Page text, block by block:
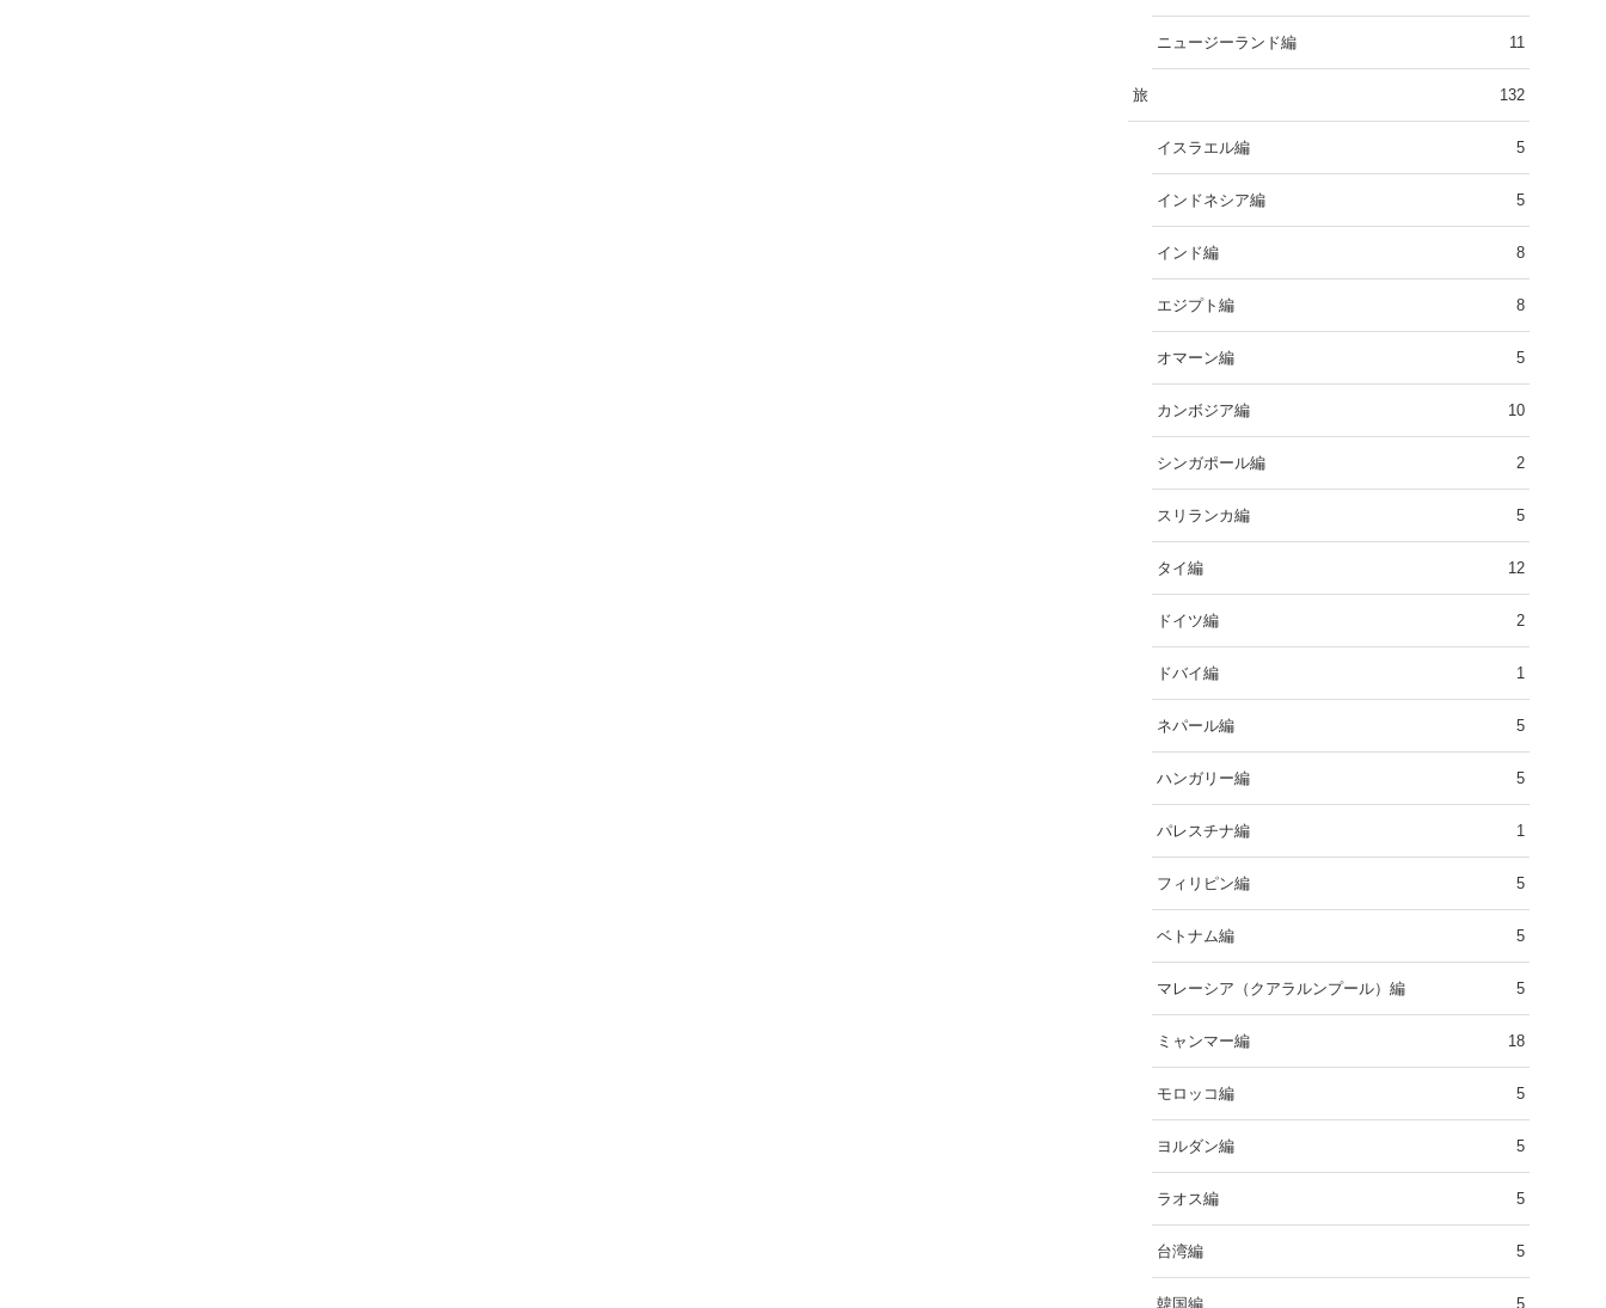
ニュージーランド編 11
旅 132
イスラエル編 5
インドネシア編 5
インド編 8
エジプト編 8
オマーン編 5
カンボジア編 10
シンガポール編 2
スリランカ編 5
タイ編 12
ドイツ編 2
ドバイ編 1
ネパール編 5
ハンガリー編 5
パレスチナ編 1
フィリピン編 5
ベトナム編 5
マレーシア（クアラルンプール）編 5
ミャンマー編 18
モロッコ編 5
ヨルダン編 5
ラオス編 5
台湾編 5
韓国編 5